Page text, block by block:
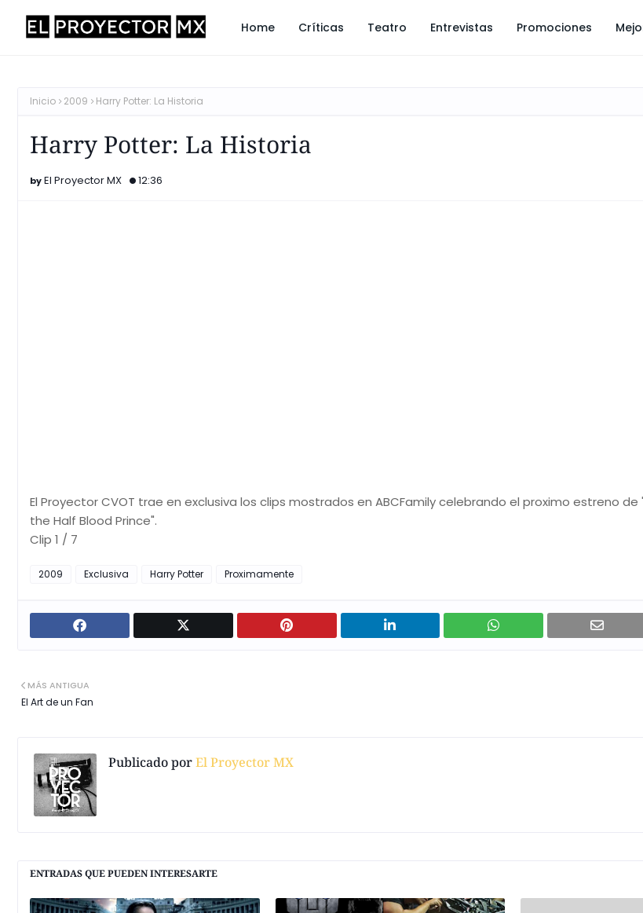
Home Críticas Teatro Entrevistas Promociones
Inicio 2009 Harry Potter: La Historia
Harry Potter: La Historia
El Proyector MX 12:36
El Proyector CVOT trae en exclusiva los clips mostrados en ABCFamily celebrando el proximo estreno de
the Half Blood Prince".
Clip 1 / 7
2009 Exclusiva Harry Potter Proximamente
MÁS ANTIGUA
El Art de un Fan
Publicado porEl Proyector MX
ENTRADAS QUE PUEDEN INTERESARTE